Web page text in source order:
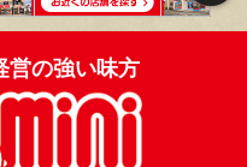
営の強い味方